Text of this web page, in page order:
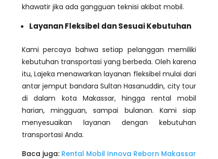
khawatir jika ada gangguan teknisi akibat mobil.
Layanan Fleksibel dan Sesuai Kebutuhan
Kami percaya bahwa setiap pelanggan memiliki
kebutuhan transportasi yang berbeda. Oleh karena
itu, Lajeka menawarkan layanan fleksibel mulai dari
antar jemput bandara Sultan Hasanuddin, city tour
di dalam kota Makassar, hingga rental mobil
harian, mingguan, sampai bulanan. Kami siap
menyesuaikan layanan dengan kebutuhan
transportasi Anda.
Baca juga: Rental Mobil Innova Reborn Makassar